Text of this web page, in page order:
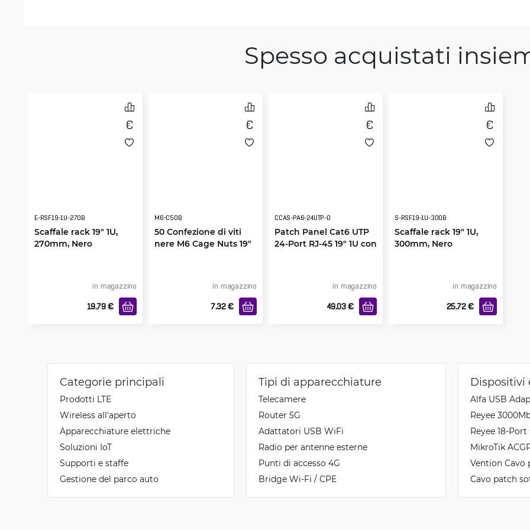
Spesso acquistati
E-RSF19-1U-270B
Scaffale rack 19" 1U,
270mm, Nero
in magazzino
19.79 €
M6-C50B
50 Confezione di viti
nere M6 Cage Nuts 19"
in magazzino
7.32 €
CCAS-PA6-24UTP-O
Patch Panel Cat6 UTP
24-Port RJ-45 19" 1U con
in magazzino
49.03 €
S-RSF19-1U-300B
Scaffale rack 19" 1U,
300mm, Nero
in magazzino
25.72 €
Categorie principali
Prodotti LTE
Wireless all'aperto
Apparecchiature elettriche
Soluzioni IoT
Supporti e staffe
Gestione del parco auto
Tipi di apparecchiature
Telecamere
Router 5G
Adattatori USB WiFi
Radio per antenne esterne
Punti di accesso 4G
Bridge Wi-Fi / CPE
Dispositivi
Alfa USB
Reyee
Reyee 18-
MikroTik
Vention Cavo
Cavo patch